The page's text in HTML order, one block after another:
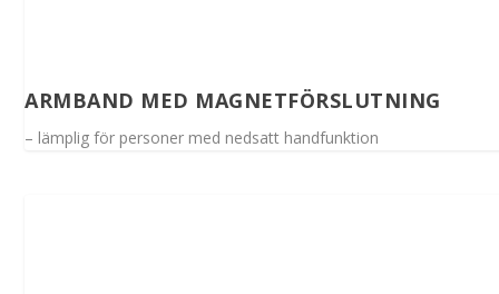
ARMBAND MED MAGNETFÖRSLUTNING
– lämplig för personer med nedsatt handfunktion